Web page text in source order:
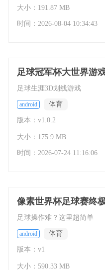
大小：191.87 MB
时间：2026-08-04 10:34:43
足球冠军杯大世界游
足球生涯3D划线游戏
android 体育
版本：v1.0.2
大小：175.9 MB
时间：2026-07-24 11:16:06
像素世界杯足球赛终
足球操作难？这里超简单
android 体育
版本：v1
大小：590.33 MB